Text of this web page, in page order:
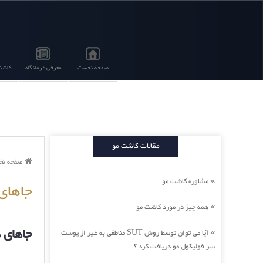
صفحه نخست معرفی درمانگاه
صفحه
مقالات کاشت مو
» مشاوره کاشت مو
» همه چیز در مورد کاشت مو
»
آیا می توان توسط روش SUT مناطقی به غیر از پوست
سر فولیکول مو دریافت کرد ؟